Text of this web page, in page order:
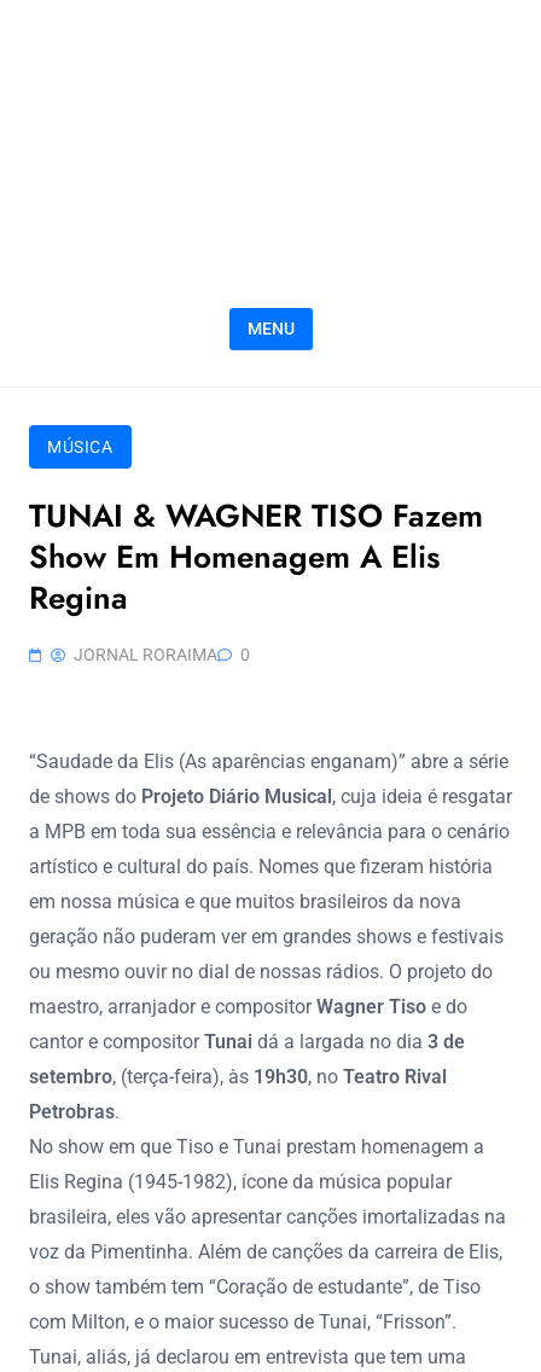
MENU
MÚSICA
TUNAI & WAGNER TISO Fazem
Show Em Homenagem A Elis
Regina
JORNAL RORAIMA 0
“Saudade da Elis (As aparências enganam)” abre a série
de shows do Projeto Diário Musical, cuja ideia é resgatar
a MPB em toda sua essência e relevância para o cenário
artístico e cultural do país. Nomes que fizeram história
em nossa música e que muitos brasileiros da nova
geração não puderam ver em grandes shows e festivais
ou mesmo ouvir no dial de nossas rádios. O projeto do
maestro, arranjador e compositorWagner Tiso e do
cantor e compositorTunai dá a largada no dia 3 de
setembro, (terça-feira), às 19h30, no Teatro Rival
Petrobras.
No show em que Tiso e Tunai prestam homenagem a
Elis Regina (1945-1982), ícone da música popular
brasileira, eles vão apresentar canções imortalizadas na
voz da Pimentinha. Além de canções da carreira de Elis,
o show também tem “Coração de estudante”, de Tiso
com Milton, e o maior sucesso de Tunai, “Frisson”.
Tunai, aliás, já declarou em entrevista que tem uma